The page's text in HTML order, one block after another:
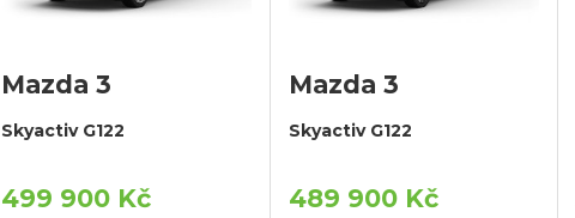
Mazda 3
Skyactiv G122
499 900 Kč
Mazda 3
Skyactiv G122
489 900 Kč